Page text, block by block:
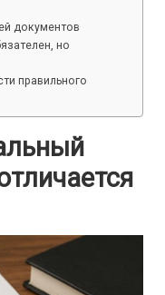
документов
но
правильного